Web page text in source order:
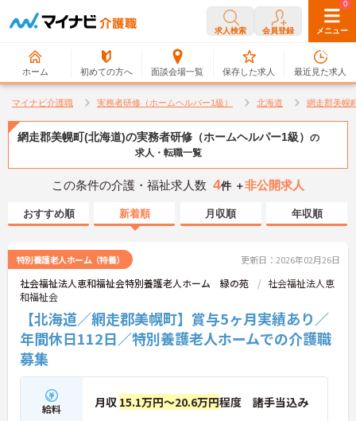
求人検索 会員登録 メニュー
ホーム 初めての方へ 面談会場一覧
0
保存した求人
0
最近見た求人
マイナビ介護職 実務者研修（ホームヘルパー1級） 北海道 網走郡美幌
網走郡美幌町(北海道)の実務者研修（ホームヘルパー1級） の
求人・転職一覧
この条件の介護・福祉求人数 4件 ＋非公開求人
おすすめ順 新着順 月収順 年収順
特別養護老人ホーム（特養） 更新日：2026年02月26日
社会福祉法人恵和福祉会特別養護老人ホーム 緑の苑
社会福祉法人恵
和福祉会
【北海道／網走郡美幌町】賞与5ヶ月実績あり／
年間休日112日／特別養護老人ホームでの介護職
募集
給料 月収 15.1万円～20.6万円程度 諸手当込み